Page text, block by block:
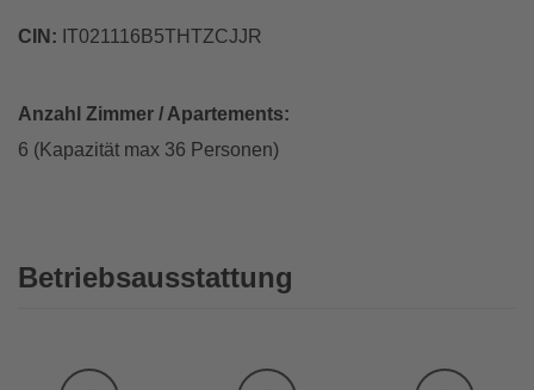
CIN: IT021116B5THTZCJJR
Anzahl Zimmer / Apartements:
6 (Kapazität max 36 Personen)
Betriebsausstattung